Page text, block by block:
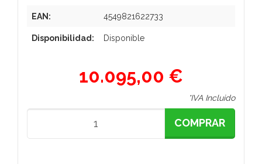
EAN: 4549821622733
Disponibilidad: Disponible
10.095,00 €
*IVA Incluido
COMPRAR